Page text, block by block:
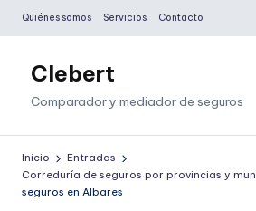
Saltar
contenido
Quiénes somos Servicios Contacto
Clebert
Comparador y mediador de seguros
Inicio
Entradas
Correduría de seguros por provincias y
seguros en Albares